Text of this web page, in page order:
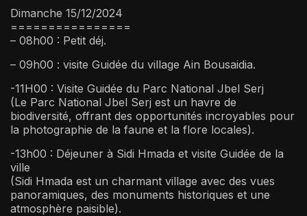
Dimanche 15/12/2024
================
– 08h00 : Petit déj.
– 09h00 : visite Guidée du village Ain Bousaidia.
-11H00 : Visite Guidée du Parc National Jbel Serj
(Le Parc National Jbel Serj est un havre de
biodiversité, offrant des opportunités incroyables pour
la photographie de la faune et la flore locales).
-13h00 : Déjeuner à Sidi Hmada et visite Guidée de la
ville
(Sidi Hmada est un charmant village avec des vues
panoramiques, des monuments historiques et une
atmosphère paisible).